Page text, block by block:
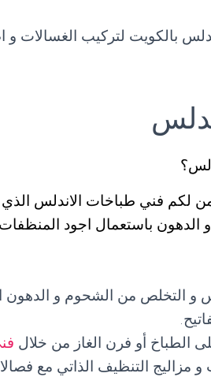
بالكويت لتركيب الغسالات و
لنؤمن لكم فني طباخات الاندلس
و الدهون باستعمال اجود
و التخلص من الشحوم و الدهون
الطباخ أو فرن الغاز من خلال
مزاليج التنظيف الذاتي مع